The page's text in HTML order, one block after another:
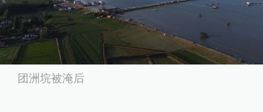
团洲垸被淹后